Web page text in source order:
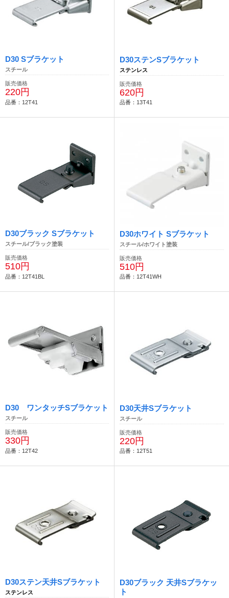
D30 Sブラケット
スチール
販売価格
220円
品番：12T41
D30ステンSブラケット
ステンレス
販売価格
620円
品番：13T41
D30ブラック Sブラケット
スチール/ブラック塗装
販売価格
510円
品番：12T41BL
D30ホワイト Sブラケット
スチール/ホワイト塗装
販売価格
510円
品番：12T41WH
D30 ワンタッチSブラケット
スチール
販売価格
330円
品番：12T42
D30天井Sブラケット
スチール
販売価格
220円
品番：12T51
D30ステン天井Sブラケット
ステンレス
D30ブラック 天井Sブラケッ
ト